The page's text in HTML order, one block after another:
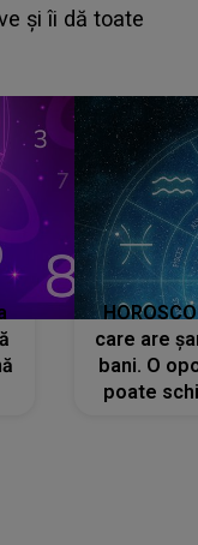
despre mama
iubesc pentru
care are
bani. O
poate